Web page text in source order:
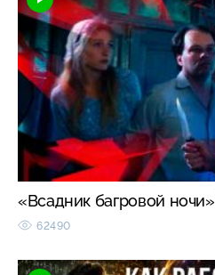
«Всадник багровой ночи»
62490